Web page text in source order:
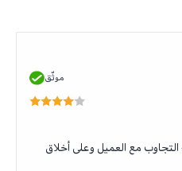
موثّق
مع العميل وعلى أخلاق